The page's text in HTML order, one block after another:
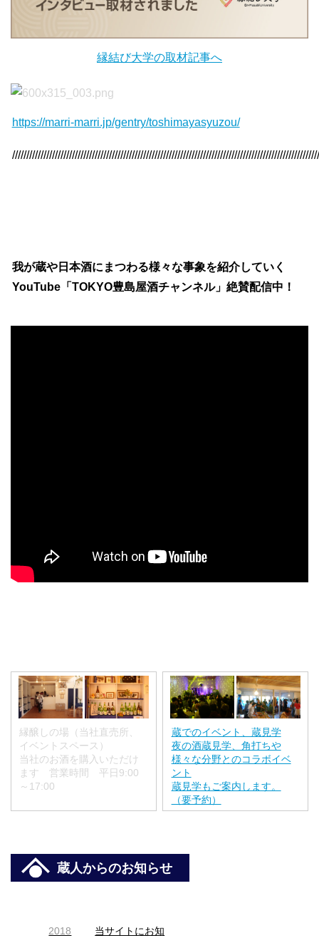
縁結び大学の取材記事へ
https://marri-marri.jp/gentry/toshimayasyuzou/
我が蔵や日本酒にまつわる様々な事象を紹介していく
YouTube「TOKYO豊島屋酒チャンネル」絶賛配信中！
縁醸しの場（当社直売所、
イベントスペース）
当社のお酒を購入いただけ
ます 営業時間 平日9:00
～17:00
蔵でのイベント、蔵見学
夜の酒蔵見学、角打ちや
様々な分野とのコラボイベ
ント
蔵見学もご案内します。
（要予約）
蔵人からのお知らせ
2018
当サイトにお知